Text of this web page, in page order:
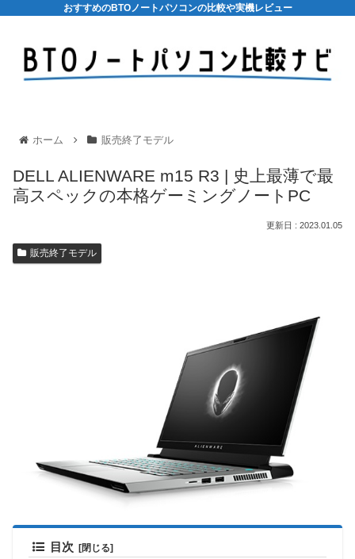
おすすめのBTOノートパソコンの比較や実機レビュー
ホーム 販売終了モデル
DELL ALIENWARE m15 R3 | 史上最薄で最
高スペックの本格ゲーミングノートPC
2023.01.05
販売終了モデル
目次